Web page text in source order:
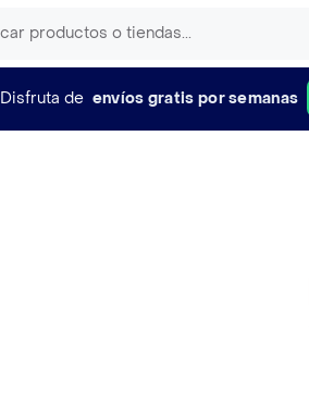
Disfruta de envíos gratis por semanas